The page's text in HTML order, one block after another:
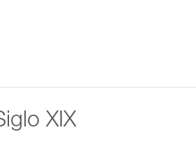
XIX